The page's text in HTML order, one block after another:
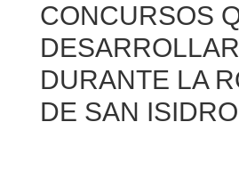
CONCURSOS
DURANTE LA
DE SAN